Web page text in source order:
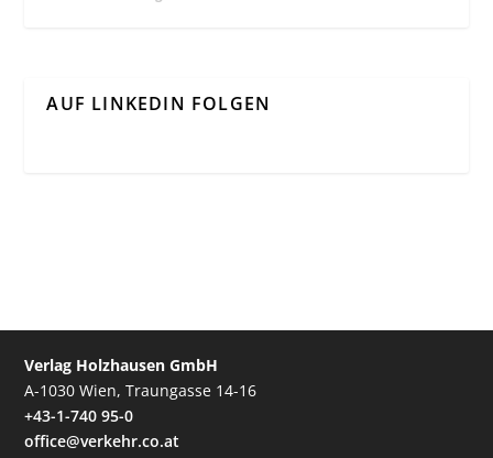
AUF LINKEDIN FOLGEN
Verlag Holzhausen GmbH
A-1030 Wien, Traungasse 14-16
+43-1-740 95-0
office@verkehr.co.at